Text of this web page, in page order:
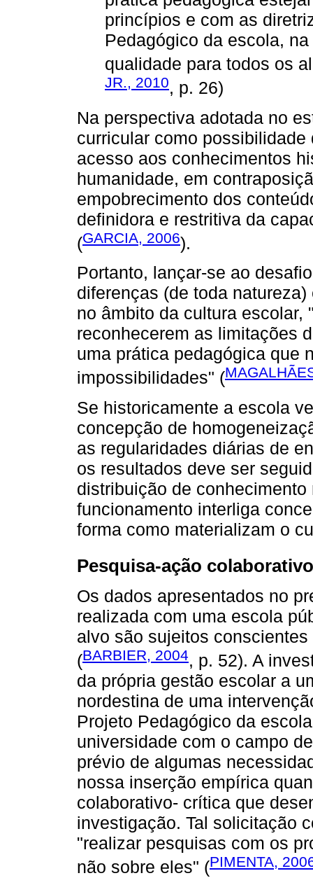
princípios e com as
Pedagógico da escola,
qualidade para todos os
JR., 2010, p. 26)
Na perspectiva adotada no
curricular como
acesso aos conhecimentos
humanidade, em
empobrecimento dos
definidora e restritiva da
(GARCIA, 2006).
Portanto, lançar-se ao
diferenças (de toda
no âmbito da cultura
reconhecerem as limitações
uma prática pedagógica que
impossibilidades" (
Se historicamente a escola
concepção de
as regularidades diárias de
os resultados deve ser
distribuição de
funcionamento interliga
forma como materializam o
Pesquisa-ação
Os dados apresentados no
realizada com uma escola
alvo são sujeitos
(BARBIER, 2004, p. 52). A
da própria gestão escolar a
nordestina de uma
Projeto Pedagógico da
universidade com o campo
prévio de algumas
nossa inserção empírica
colaborativo- crítica que
investigação. Tal solicitação
"realizar pesquisas com os
não sobre eles" (PIMENTA,